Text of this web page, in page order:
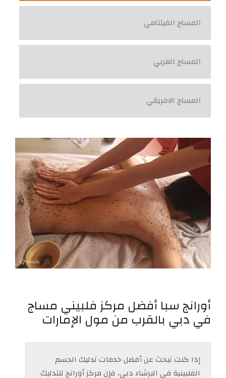
المساج الفيتنامي
المساج العربي
المساج الافريقي
أورانج سبا أفضل مركز فلبيني مساج
في دبي بالقرب من مول الإمارات
إذا كنت تبحث عن أفضل خدمات تدليك الجسم
الفلبينية في البرشاء دبي، فإن مركز أورانج للتدليك